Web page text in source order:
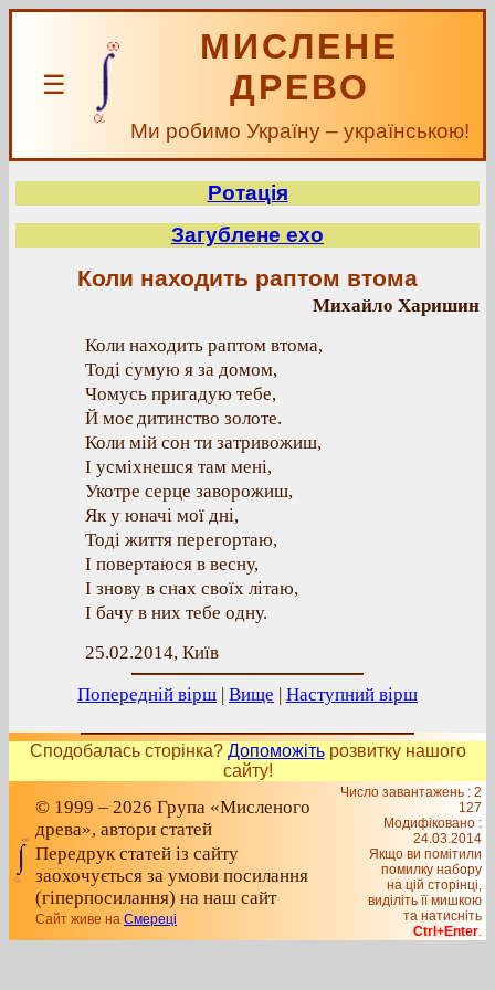
☰
МИСЛЕНЕ
ДРЕВО
Ми робимо Україну – українською!
Ротація
Загублене ехо
Коли находить раптом втома
Михайло Харишин
Коли находить раптом втома,
Тоді сумую я за домом,
Чомусь пригадую тебе,
Й моє дитинство золоте.
Коли мій сон ти затривожиш,
І усміхнешся там мені,
Укотре серце заворожиш,
Як у юначі мої дні,
Тоді життя перегортаю,
І повертаюся в весну,
І знову в снах своїх літаю,
І бачу в них тебе одну.
25.02.2014, Київ
Попередній вірш | Вище | Наступний вірш
Сподобалась сторінка? Допоможітьрозвитку нашого
сайту!
© 1999 – 2026 Група «Мисленого
древа», автори статей
Передрук статей із сайту
заохочується за умови посилання
(гіперпосилання) на наш сайт
Сайт живе на Смереці
Число завантажень : 2
127
Модифіковано :
24.03.2014
Якщо ви помітили
помилку набору
на цiй сторiнцi,
видiлiть її мишкою
та натисніть
Ctrl+Enter.